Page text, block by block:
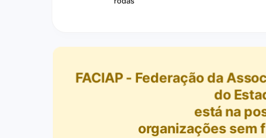
FACIAP - Federação da
do
está na
organizações sem